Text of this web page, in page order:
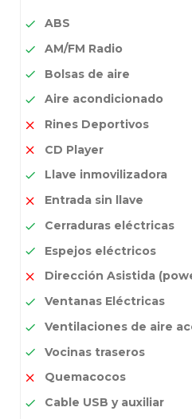
ABS
AM/FM Radio
Bolsas de aire
Aire acondicionado
Rines Deportivos
CD Player
Llave inmovilizadora
Entrada sin llave
Cerraduras eléctricas
Espejos eléctricos
Dirección Asistida
Ventanas Eléctricas
Ventilaciones de aire
Vocinas traseros
Quemacocos
Cable USB y auxiliar